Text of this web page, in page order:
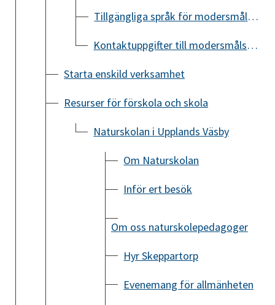
Tillgängliga språk för modersmålsundervisning
Kontaktuppgifter till modersmålsundervisningen
Starta enskild verksamhet
Resurser för förskola och skola
Naturskolan i Upplands Väsby
Om Naturskolan
Inför ert besök
Om oss naturskolepedagoger
Hyr Skeppartorp
Evenemang för allmänheten